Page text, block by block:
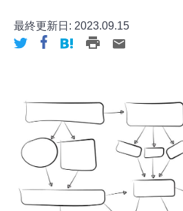
最終更新日: 2023.09.15